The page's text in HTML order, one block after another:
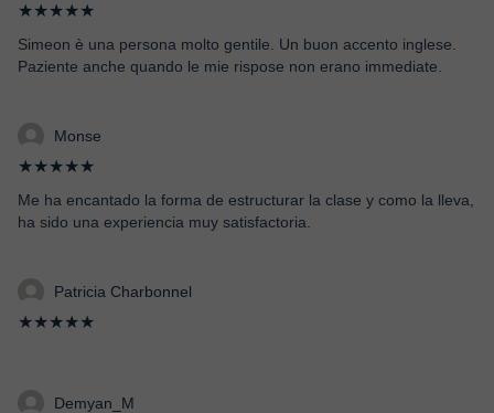
★★★★★
Simeon è una persona molto gentile. Un buon accento inglese.
Paziente anche quando le mie rispose non erano immediate.
Monse
★★★★★
Me ha encantado la forma de estructurar la clase y como la lleva,
ha sido una experiencia muy satisfactoria.
Patricia Charbonnel
★★★★★
Demyan_M